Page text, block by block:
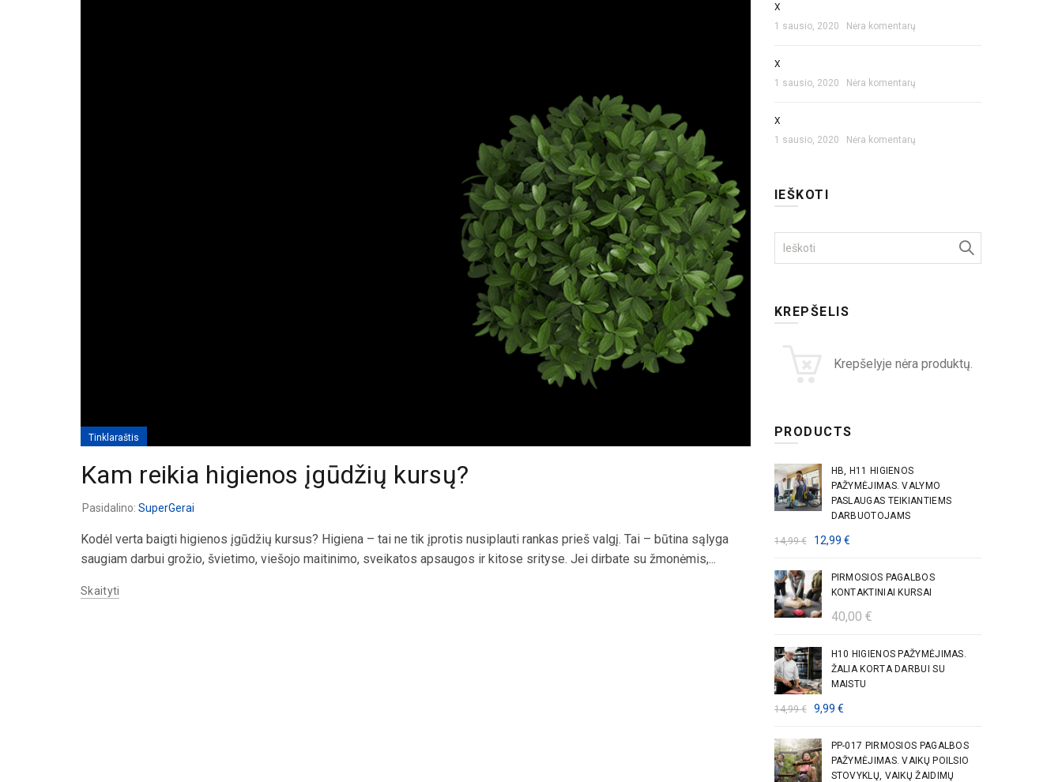
Tinklaraštis
Kam reikia higienos įgūdžių kursų?
Pasidalino: SuperGerai
Kodėl verta baigti higienos įgūdžių kursus? Higiena – tai ne tik įprotis nusiplauti rankas prieš valgį. Tai – būtina sąlyga
saugiam darbui grožio, švietimo, viešojo maitinimo, sveikatos apsaugos ir kitose srityse. Jei dirbate su žmonėmis,...
Skaityti
X
1 sausio, 2020
Nėra komentarų
X
1 sausio, 2020
Nėra komentarų
X
1 sausio, 2020
Nėra komentarų
IEŠKOTI
KREPŠELIS
Krepšelyje nėra produktų.
PRODUCTS
HB, H11 HIGIENOS
PAŽYMĖJIMAS. VALYMO
PASLAUGAS TEIKIANTIEMS
DARBUOTOJAMS
14,99€
Original
was:
14,99 €.
12,99 €
is:
12,99 €.
PIRMOSIOS PAGALBOS
KONTAKTINIAI KURSAI
40,00 €
H10 HIGIENOS PAŽYMĖJIMAS.
ŽALIA KORTA DARBUI SU
MAISTU
14,99€
Original
was:
14,99 €.
9,99 €
is:
9,99 €.
PP-017 PIRMOSIOS PAGALBOS
PAŽYMĖJIMAS. VAIKŲ POILSIO
STOVYKLŲ, VAIKŲ ŽAIDIMŲ